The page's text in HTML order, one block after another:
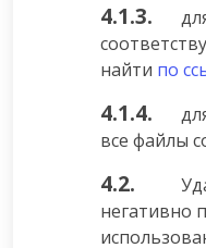
4.1.3.
найти по
4.1.4.
все файлы
4.2.
негативно